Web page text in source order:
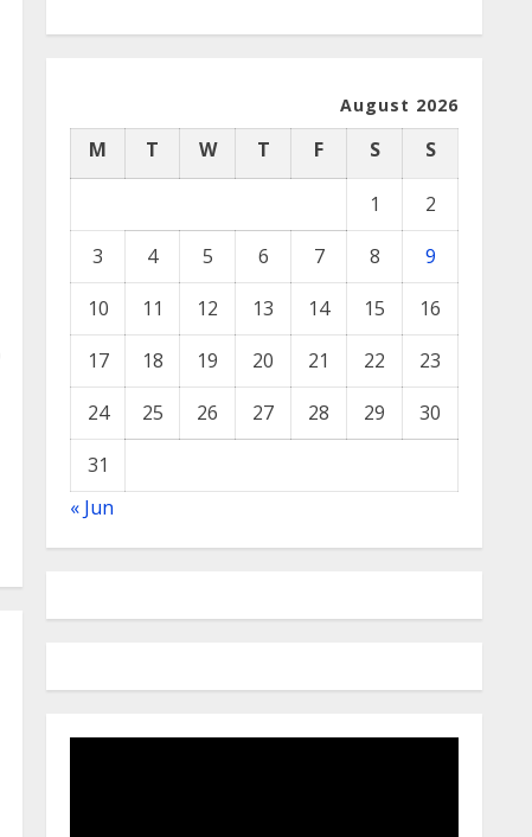
August 2026
M T W T F S S
1
2
3
4 5 6 7 8
9
10
11 12 13 14 15
16
17
18 19 20 21 22
23
24
25 26 27 28 29
30
31
« Jun